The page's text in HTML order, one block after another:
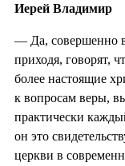
Иерей Владимир
— Да, совершенно
приходя, говорят,
более настоящие
к вопросам веры,
практически
он это
церкви в